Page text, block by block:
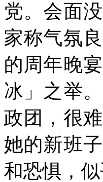
党。会面
家称气氛
的周年晚
冰」之举
政团，很
她的新班
和恐惧，